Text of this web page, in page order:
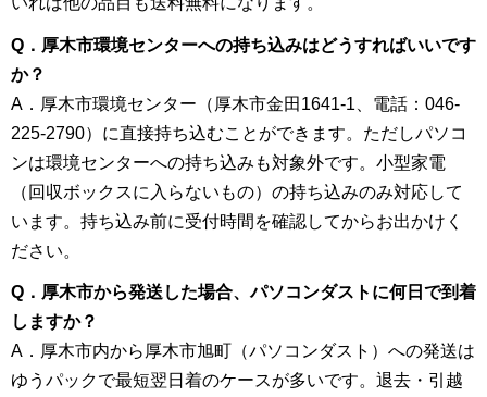
Q．厚木市環境センターへの持ち込みはどうすればいいです
か？
A．厚木市環境センター（厚木市金田1641-1、電話：046-
225-2790）に直接持ち込むことができます。ただしパソコ
ンは環境センターへの持ち込みも対象外です。小型家電
（回収ボックスに入らないもの）の持ち込みのみ対応して
います。持ち込み前に受付時間を確認してからお出かけく
ださい。
Q．厚木市から発送した場合、パソコンダストに何日で到着
しますか？
A．厚木市内から厚木市旭町（パソコンダスト）への発送は
ゆうパックで最短翌日着のケースが多いです。退去・引越